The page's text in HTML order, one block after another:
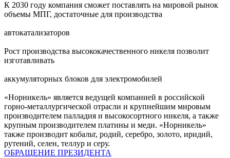
К 2030 году компания сможет поставлять на мировой рынок
объемы МПГ, достаточные для производства
автокатализаторов
Рост производства высококачественного никеля позволит
изготавливать
аккумуляторных блоков для электромобилей
«Норникель» является ведущей компанией в российской
горно-металлургической отрасли и крупнейшим мировым
производителем палладия и высокосортного никеля, а также
крупным производителем платины и меди. «Норникель»
также производит кобальт, родий, серебро, золото, иридий,
рутений, селен, теллур и серу.
ОБРАЩЕНИЕ ПРЕЗИДЕНТА